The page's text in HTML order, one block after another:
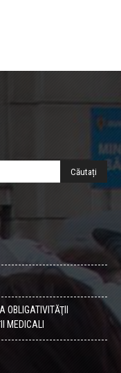
OBLIGATIVITĂŢII
MEDICALI